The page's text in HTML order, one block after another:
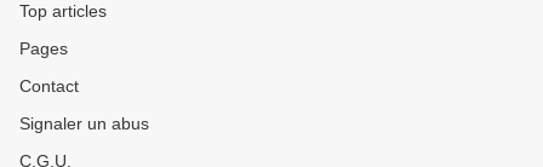
Top articles
Pages
Contact
Signaler un abus
C.G.U.